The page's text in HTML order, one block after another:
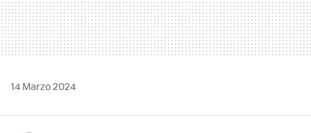
14 Marzo 2024